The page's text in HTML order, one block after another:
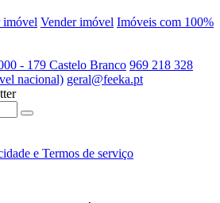
imóvel Vender imóvel Imóveis com 100%
- 179 Castelo Branco 969 218 328
nacional) geral@feeka.pt
e Termos de serviço